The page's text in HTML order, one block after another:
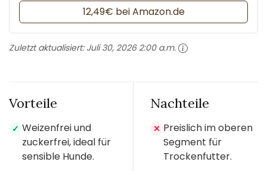
12,49€ bei Amazon.de
Zuletzt aktualisiert: Juli 30, 2026 2:00 a.m.
Vorteile
✓ Weizenfrei und
zuckerfrei, ideal für
sensible Hunde.
Nachteile
✕ Preislich im oberen
Segment für
Trockenfutter.